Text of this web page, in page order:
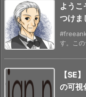
よう
つけま
す。こ
【SE
の可視